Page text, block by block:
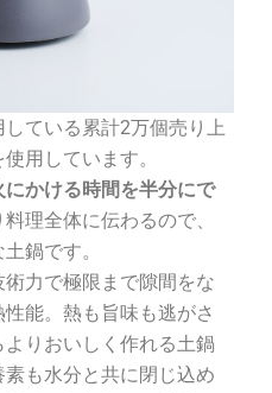
している累計2万個売り上
用しています。
にかける時間を半分にで
理全体に伝わるので、
鍋です。
力で極限まで隙間をな
能。熱も旨味も逃がさ
りおいしく作れる土鍋
も水分と共に閉じ込め